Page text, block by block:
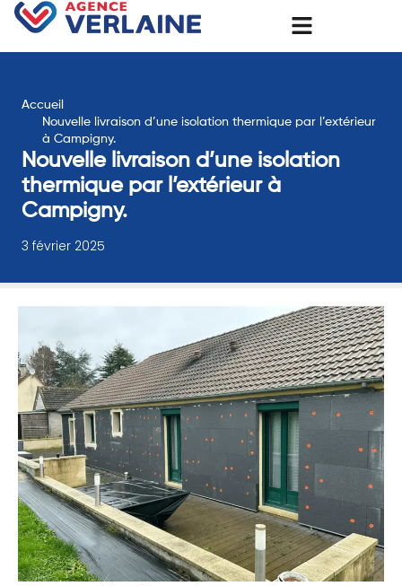
Accueil
Nouvelle livraison d’une isolation thermique par l’extérieur
à Campigny.
Nouvelle livraison d’une isolation
thermique par l’extérieur à
Campigny.
3 février 2025